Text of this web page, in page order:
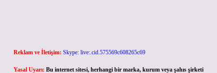
Reklam ve İletişim: Skype: live:.cid.575569c608265c69
Yasal Uyarı: Bu internet sitesi, herhangi bir marka, kurum veya şahıs şirketi